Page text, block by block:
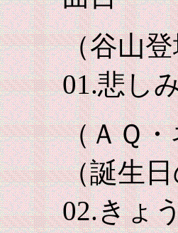
（谷山
01.悲し
（ＡＱ
（誕生
02.きょ